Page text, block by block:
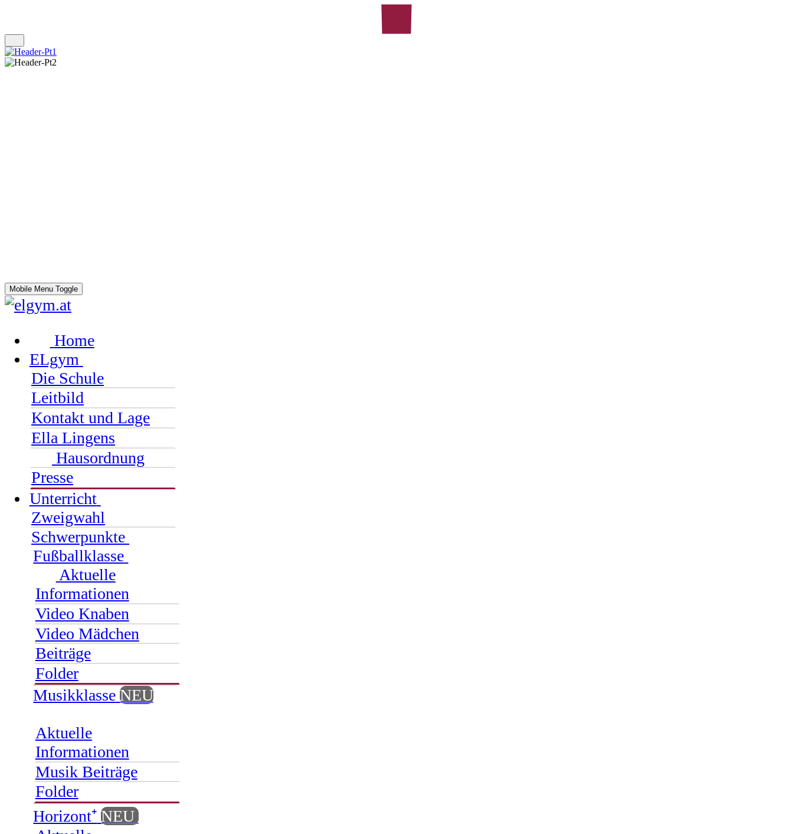
Mobile Menu Toggle
Home
ELgym
Die Schule
Leitbild
Kontakt und Lage
Ella Lingens
Hausordnung
Presse
Unterricht
Zweigwahl
Schwerpunkte
Fußballklasse
Aktuelle
Informationen
Video Knaben
Video Mädchen
Beiträge
Folder
Musikklasse NEU
Aktuelle
Informationen
Musik Beiträge
Folder
Horizont⁺ NEU